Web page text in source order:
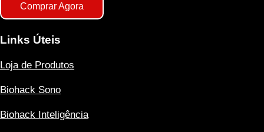
Comprar Agora
Links Úteis
Loja de Produtos
Biohack Sono
Biohack Inteligência